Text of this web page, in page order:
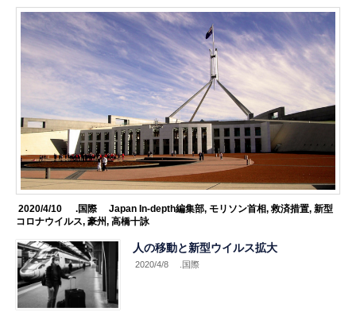
2020/4/10 .国際 Japan In-depth編集部, モリソン首相,救済措置, 新型
コロナウイルス,豪州,高橋十詠
人の移動と新型ウイルス拡大
2020/4/8 .国際